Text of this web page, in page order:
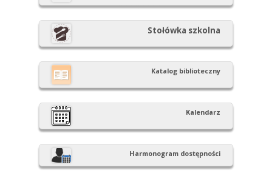
Stołówka szkolna
Katalog biblioteczny
Kalendarz
Harmonogram dostępności